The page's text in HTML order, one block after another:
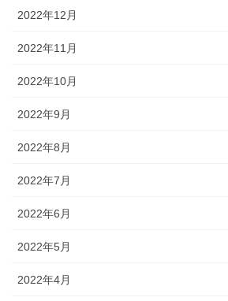
2022年12月
2022年11月
2022年10月
2022年9月
2022年8月
2022年7月
2022年6月
2022年5月
2022年4月